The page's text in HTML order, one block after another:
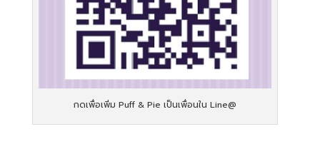
กดเพื่อเพิ่ม Puff & Pie เป็นเพื่อนใน Line@